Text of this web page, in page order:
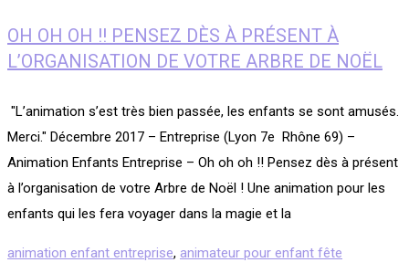
OH OH OH !! PENSEZ DÈS À PRÉSENT À
L’ORGANISATION DE VOTRE ARBRE DE NOËL
​ "L’animation s’est très bien passée, les enfants se sont amusés.
Merci." Décembre 2017 – Entreprise (Lyon 7e Rhône 69) –
Animation Enfants Entreprise – Oh oh oh !! Pensez dès à présent
à l’organisation de votre Arbre de Noël ! Une animation pour les
enfants qui les fera voyager dans la magie et la
animation enfant entreprise, animateur pour enfant fête